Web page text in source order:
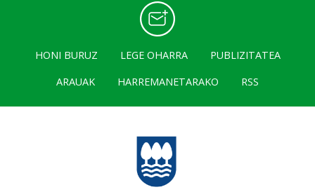
HONI BURUZ LEGE OHARRA
PUBLIZITATEA
ARAUAK
HARREMANETARAKO RSS